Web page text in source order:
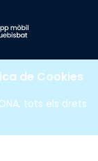
tots els drets
de Cookies